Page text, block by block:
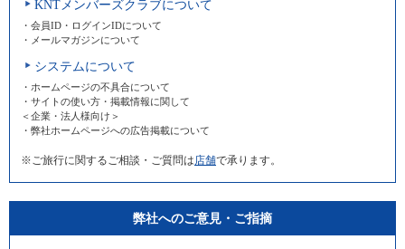
KNTメンバーズクラブについて
・会員ID・ログインIDについて
・メールマガジンについて
システムについて
・ホームページの不具合について
・サイトの使い方・掲載情報に関して
＜企業・法人様向け＞
・弊社ホームページへの広告掲載について
※ご旅行に関するご相談・ご質問は 店舗で承ります。
弊社へのご意見・ご指摘